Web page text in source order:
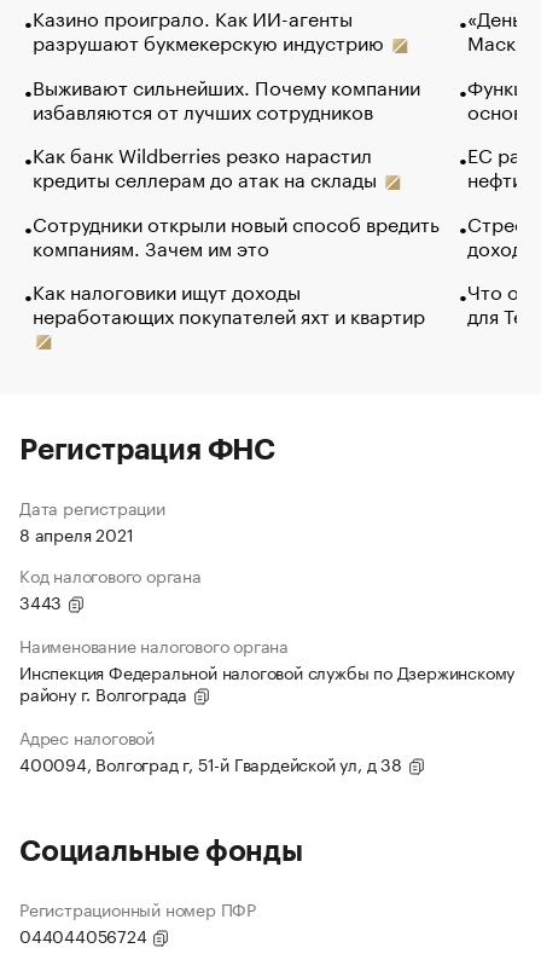
Казино проиграло. Как ИИ-агенты
разрушают букмекерскую индустрию
Выживают сильнейших. Почему компании
избавляются от лучших сотрудников
Как банк Wildberries резко нарастил
кредиты селлерам до атак на склады
Сотрудники открыли новый способ вредить
компаниям. Зачем им это
Как налоговики ищут доходы
неработающих покупателей яхт и квартир
Маск в
основ
ЕС
нефти
Что
для
Регистрация ФНС
Дата регистрации
8 апреля 2021
Код налогового органа
3443
Наименование налогового органа
Инспекция Федеральной налоговой службы по Дзержинскому
району г. Волгограда
Адрес налоговой
400094, Волгоград г, 51-й Гвардейской ул, д 38
Социальные фонды
Регистрационный номер ПФР
044044056724